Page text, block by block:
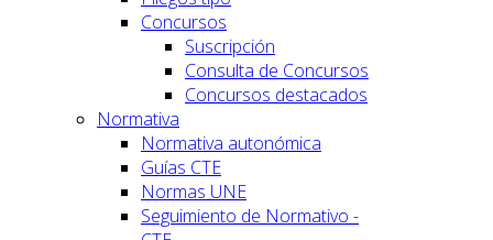
Concursos
Suscripción
Consulta de Concursos
Concursos destacados
Normativa
Normativa autonómica
Guías CTE
Normas UNE
Seguimiento de Normativo -